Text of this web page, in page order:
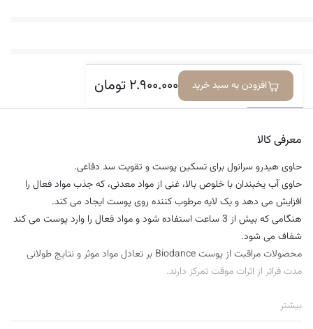
۲.۹۰۰.۰۰۰تومان افزودن به سبد خریدمعرفی کالا دیدگاه‌ها
معرفی کالا
حاوی هیدرو سرانول برای تسکین پوست و تقویت سد دفاعی.
حاوی آب یخبندان با خلوص بالا، غنی از مواد معدنی، که جذب مواد فعال را
افزایش می دهد و یک لایه مرطوب کننده روی پوست ایجاد می کند.
هنگامی که بیش از 3 ساعت استفاده شود و مواد فعال را وارد پوست می کند
شفاف می شود.
محصولات مراقبت از پوست Biodance بر تعادل مواد موثر و نتایج طولانی
مدت فراتر از اثرات موقت تمرکز دارند.
در طول شب: ماسک را در پایان روتین مراقبت از پوست خود بگذارید و اجازه
بیشتر